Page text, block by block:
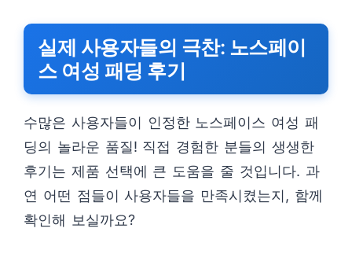
실제 사용자들의 극찬: 노스페이
스 여성 패딩 후기
수많은 사용자들이 인정한 노스페이스 여성 패
딩의 놀라운 품질! 직접 경험한 분들의 생생한
후기는 제품 선택에 큰 도움을 줄 것입니다. 과
연 어떤 점들이 사용자들을 만족시켰는지, 함께
확인해 보실까요?